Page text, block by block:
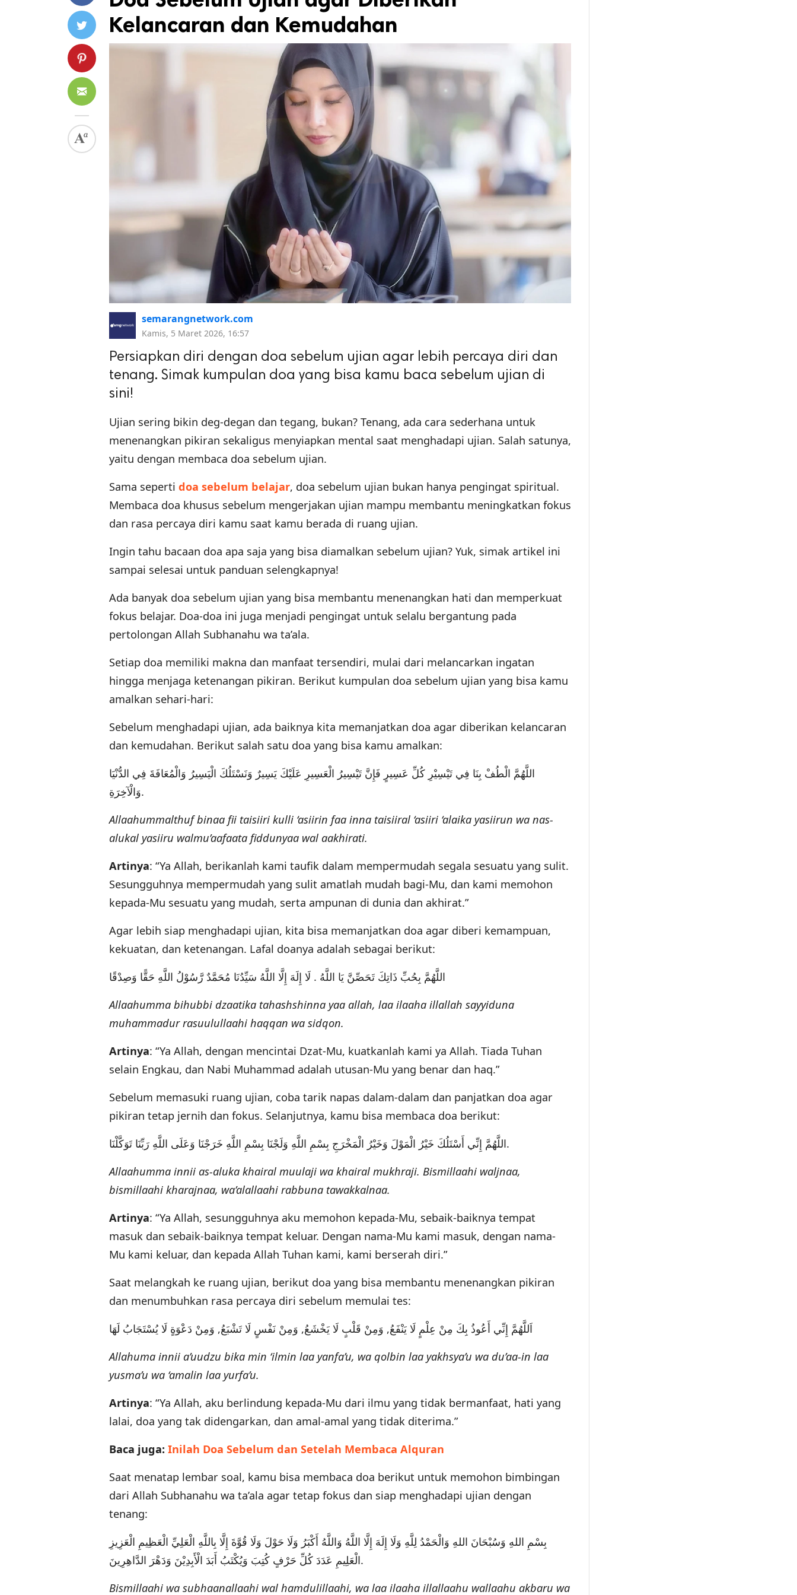
Kelancaran dan Kemudahan
semarangnetwork.com
Kamis, 5 Maret 2026, 16:57
Persiapkan diri dengan doa sebelum ujian agar lebih percaya diri dan
tenang. Simak kumpulan doa yang bisa kamu baca sebelum ujian di
sini!
Ujian sering bikin deg-degan dan tegang, bukan? Tenang, ada cara sederhana untuk
menenangkan pikiran sekaligus menyiapkan mental saat menghadapi ujian. Salah satunya,
yaitu dengan membaca doa sebelum ujian.
Sama seperti doa sebelum belajar, doa sebelum ujian bukan hanya pengingat spiritual.
Membaca doa khusus sebelum mengerjakan ujian mampu membantu meningkatkan fokus
dan rasa percaya diri kamu saat kamu berada di ruang ujian.
Ingin tahu bacaan doa apa saja yang bisa diamalkan sebelum ujian? Yuk, simak artikel ini
sampai selesai untuk panduan selengkapnya!
Ada banyak doa sebelum ujian yang bisa membantu menenangkan hati dan memperkuat
fokus belajar. Doa-doa ini juga menjadi pengingat untuk selalu bergantung pada
pertolongan Allah Subhanahu wa ta’ala.
Setiap doa memiliki makna dan manfaat tersendiri, mulai dari melancarkan ingatan
hingga menjaga ketenangan pikiran. Berikut kumpulan doa sebelum ujian yang bisa kamu
amalkan sehari-hari:
Sebelum menghadapi ujian, ada baiknya kita memanjatkan doa agar diberikan kelancaran
dan kemudahan. Berikut salah satu doa yang bisa kamu amalkan:
اللَّهُمَّ الْطُفْ بِنَا فِي تَيْسِيْرِ كُلِّ عَسِيرٍ فَإِنَّ تَيْسِيرُ الْعَسِيرِ عَلَيْكَ يَسِيرٌ وَنَسْتَلُكَ الْيَسِيرُ وَالْمُعَافَةَ فِي الدُّنْيَا
وَالْآخِرَةِ.
Allaahummalthuf binaa fii taisiiri kulli ‘asiirin faa inna taisiiral ‘asiiri ‘alaika yasiirun wa nas-
alukal yasiiru walmu’aafaata fiddunyaa wal aakhirati.
Artinya: “Ya Allah, berikanlah kami taufik dalam mempermudah segala sesuatu yang sulit.
Sesungguhnya mempermudah yang sulit amatlah mudah bagi-Mu, dan kami memohon
kepada-Mu sesuatu yang mudah, serta ampunan di dunia dan akhirat.”
Agar lebih siap menghadapi ujian, kita bisa memanjatkan doa agar diberi kemampuan,
kekuatan, dan ketenangan. Lafal doanya adalah sebagai berikut:
اللَّهُمَّ بِحُبِّ ذَاتِكَ تَحَصِّنَّ يَا اللَّهُ . لَا إِلَهَ إِلَّا اللَّهُ سَيِّدُنَا مُحَمَّدٌ رَّسُوْلُ اللَّهِ حَقًّا وَصِدْقًا
Allaahumma bihubbi dzaatika tahashshinna yaa allah, laa ilaaha illallah sayyiduna
muhammadur rasuulullaahi haqqan wa sidqon.
Artinya: “Ya Allah, dengan mencintai Dzat-Mu, kuatkanlah kami ya Allah. Tiada Tuhan
selain Engkau, dan Nabi Muhammad adalah utusan-Mu yang benar dan haq.”
Sebelum memasuki ruang ujian, coba tarik napas dalam-dalam dan panjatkan doa agar
pikiran tetap jernih dan fokus. Selanjutnya, kamu bisa membaca doa berikut:
اللَّهُمَّ إِنِّي أَسْتَلُكَ خَيْرُ الْمَوْلَ وَخَيْرُ الْمَخْرَجِ بِسْمِ اللَّهِ وَلَجْنَا بِسْمِ اللَّهِ خَرَجْنَا وَعَلَى اللَّهِ رَبِّنَا تَوَكَّلْنَا.
Allaahumma innii as-aluka khairal muulaji wa khairal mukhraji. Bismillaahi waljnaa,
bismillaahi kharajnaa, wa’alallaahi rabbuna tawakkalnaa.
Artinya: “Ya Allah, sesungguhnya aku memohon kepada-Mu, sebaik-baiknya tempat
masuk dan sebaik-baiknya tempat keluar. Dengan nama-Mu kami masuk, dengan nama-
Mu kami keluar, dan kepada Allah Tuhan kami, kami berserah diri.”
Saat melangkah ke ruang ujian, berikut doa yang bisa membantu menenangkan pikiran
dan menumbuhkan rasa percaya diri sebelum memulai tes:
اَللَّهُمَّ إِنِّي أَعُوذُ بِكَ مِنْ عِلْمٍ لَا يَنْفَعُ, وَمِنْ قَلْبٍ لَا يَخْشَعُ, وَمِنْ نَفْسٍ لَا تَشْبَعُ, وَمِنْ دَعْوَةٍ لَا يُسْتَجَابُ لَهَا
Allahuma innii a’uudzu bika min ‘ilmin laa yanfa’u, wa qolbin laa yakhsya’u wa du’aa-in laa
yusma’u wa ‘amalin laa yurfa’u.
Artinya: “Ya Allah, aku berlindung kepada-Mu dari ilmu yang tidak bermanfaat, hati yang
lalai, doa yang tak didengarkan, dan amal-amal yang tidak diterima.”
Baca juga: Inilah Doa Sebelum dan Setelah Membaca Alquran
Saat menatap lembar soal, kamu bisa membaca doa berikut untuk memohon bimbingan
dari Allah Subhanahu wa ta’ala agar tetap fokus dan siap menghadapi ujian dengan
tenang:
بِسْمِ اللهِ وَسُبْحَانَ اللهِ وَالْحَمْدُ لِلَّهِ وَلَا إِلَهَ إِلَّا اللَّهُ وَاللَّهُ أَكْبَرُ وَلَا حَوْلَ وَلَا قُوَّةَ إِلَّا بِاللَّهِ الْعَلِيِّ الْعَظِيمِ الْعَزِيزِ
الْعَلِيمِ عَدَدَ كُلِّ حَرْفٍ كُتِبَ وَيُكْتَبُ أَبَدَ الْأَبِدِيْنَ وَدَهْرَ الدَّاهِرِينَ.
Bismillaahi wa subhaanallaahi wal hamdulillaahi, wa laa ilaaha illallaahu wallaahu akbaru wa